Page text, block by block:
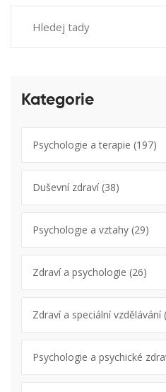
Kategorie
Psychologie a terapie (197)
Duševní zdraví(38)
Psychologie a vztahy (29)
Zdraví a psychologie (26)
Zdraví a speciální vzdělávání
Psychologie a psychické